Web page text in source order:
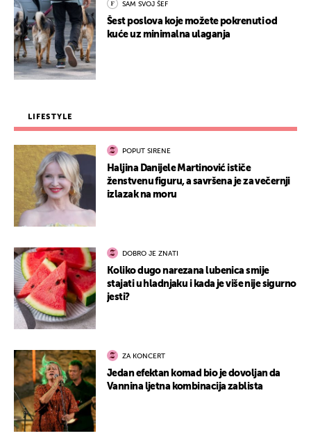
SAM SVOJ ŠEF
Šest poslova koje možete pokrenuti od
kuće uz minimalna ulaganja
LIFESTYLE
POPUT SIRENE
Haljina Danijele Martinović ističe
ženstvenu figuru, a savršena je za večernji
izlazak na moru
DOBRO JE ZNATI
Koliko dugo narezana lubenica smije
stajati u hladnjaku i kada je više nije sigurno
jesti?
ZA KONCERT
Jedan efektan komad bio je dovoljan da
Vannina ljetna kombinacija zablista